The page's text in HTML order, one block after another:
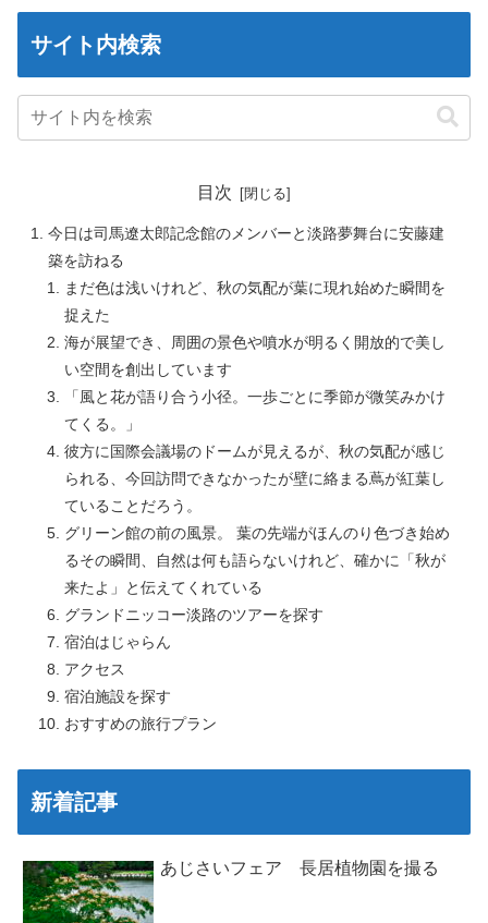
サイト内検索
目次
今日は司馬遼太郎記念館のメンバーと淡路夢舞台に安藤建
築を訪ねる
まだ色は浅いけれど、秋の気配が葉に現れ始めた瞬間を
捉えた
海が展望でき、周囲の景色や噴水が明るく開放的で美し
い空間を創出しています
「風と花が語り合う小径。一歩ごとに季節が微笑みかけ
てくる。」
彼方に国際会議場のドームが見えるが、秋の気配が感じ
られる、今回訪問できなかったが壁に絡まる蔦が紅葉し
ていることだろう。
グリーン館の前の風景。 葉の先端がほんのり色づき始め
るその瞬間、自然は何も語らないけれど、確かに「秋が
来たよ」と伝えてくれている
グランドニッコー淡路のツアーを探す
宿泊はじゃらん
アクセス
宿泊施設を探す
おすすめの旅行プラン
新着記事
あじさいフェア 長居植物園を撮る